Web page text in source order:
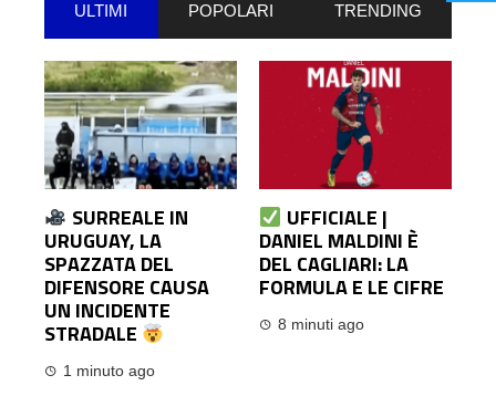
ULTIMI POPOLARI TRENDING
SURREALE IN
URUGUAY, LA
SPAZZATA DEL
DIFENSORE CAUSA
UN INCIDENTE
STRADALE
1 minuto ago
UFFICIALE |
DANIEL MALDINI È
DEL CAGLIARI: LA
FORMULA E LE CIFRE
8 minuti ago